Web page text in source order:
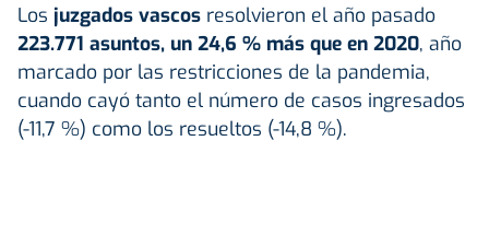
Los juzgados vascos resolvieron el año pasado
223.771 asuntos, un 24,6 % más que en 2020, año
marcado por las restricciones de la pandemia,
cuando cayó tanto el número de casos ingresados
(-11,7 %) como los resueltos (-14,8 %).